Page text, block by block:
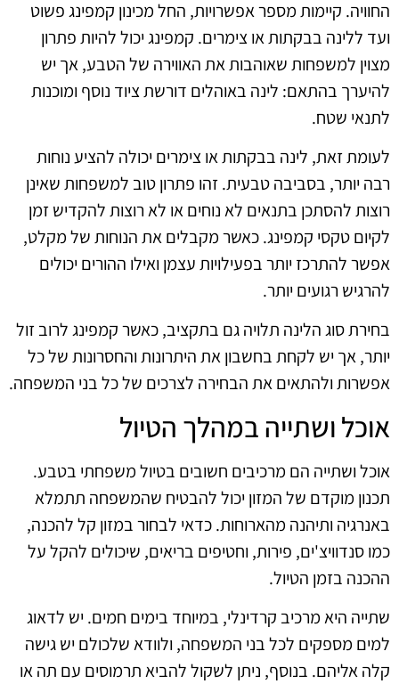
החוויה. קיימות מספר אפשרויות, החל מכינון קמפינג פשוט
ועד ללינה בבקתות או צימרים. קמפינג יכול להיות פתרון
מצוין למשפחות שאוהבות את האווירה של הטבע, אך יש
להיערך בהתאם: לינה באוהלים דורשת ציוד נוסף ומוכנות
לתנאי שטח.
לעומת זאת, לינה בבקתות או צימרים יכולה להציע נוחות
רבה יותר, בסביבה טבעית. זהו פתרון טוב למשפחות שאינן
רוצות להסתכן בתנאים לא נוחים או לא רוצות להקדיש זמן
לקיום טקסי קמפינג. כאשר מקבלים את הנוחות של מקלט,
אפשר להתרכז יותר בפעילויות עצמן ואילו ההורים יכולים
להרגיש רגועים יותר.
בחירת סוג הלינה תלויה גם בתקציב, כאשר קמפינג לרוב זול
יותר, אך יש לקחת בחשבון את היתרונות והחסרונות של כל
אפשרות ולהתאים את הבחירה לצרכים של כל בני המשפחה.
אוכל ושתייה במהלך הטיול
אוכל ושתייה הם מרכיבים חשובים בטיול משפחתי בטבע.
תכנון מוקדם של המזון יכול להבטיח שהמשפחה תתמלא
באנרגיה ותיהנה מהארוחות. כדאי לבחור במזון קל להכנה,
כמו סנדוויצ'ים, פירות, וחטיפים בריאים, שיכולים להקל על
ההכנה בזמן הטיול.
שתייה היא מרכיב קרדינלי, במיוחד בימים חמים. יש לדאוג
למים מספקים לכל בני המשפחה, ולוודא שלכולם יש גישה
קלה אליהם. בנוסף, ניתן לשקול להביא תרמוסים עם תה או